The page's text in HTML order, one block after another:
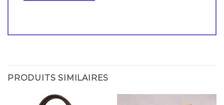
PRODUITS SIMILAIRES